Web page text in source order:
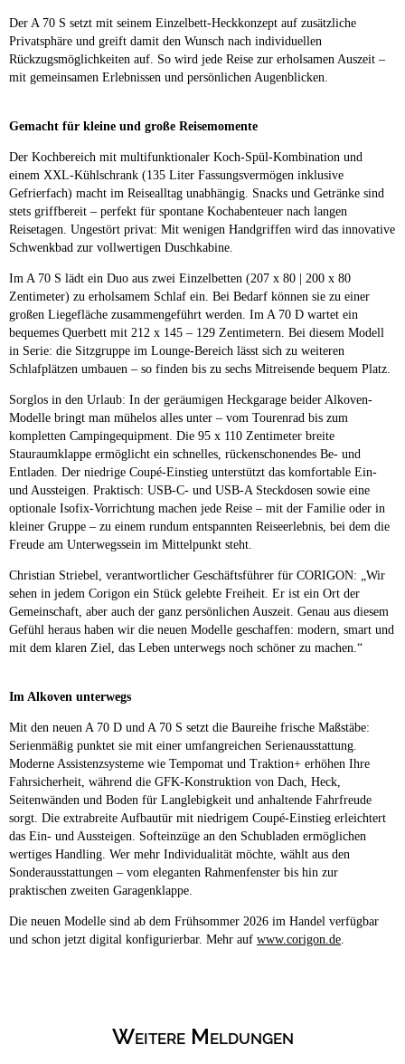
Der A 70 S setzt mit seinem Einzelbett-Heckkonzept auf zusätzliche
Privatsphäre und greift damit den Wunsch nach individuellen
Rückzugsmöglichkeiten auf. So wird jede Reise zur erholsamen Auszeit –
mit gemeinsamen Erlebnissen und persönlichen Augenblicken.
Gemacht für kleine und große Reisemomente
Der Kochbereich mit multifunktionaler Koch-Spül-Kombination und
einem XXL-Kühlschrank (135 Liter Fassungsvermögen inklusive
Gefrierfach) macht im Reisealltag unabhängig. Snacks und Getränke sind
stets griffbereit – perfekt für spontane Kochabenteuer nach langen
Reisetagen. Ungestört privat: Mit wenigen Handgriffen wird das innovative
Schwenkbad zur vollwertigen Duschkabine.
Im A 70 S lädt ein Duo aus zwei Einzelbetten (207 x 80 | 200 x 80
Zentimeter) zu erholsamem Schlaf ein. Bei Bedarf können sie zu einer
großen Liegefläche zusammengeführt werden. Im A 70 D wartet ein
bequemes Querbett mit 212 x 145 – 129 Zentimetern. Bei diesem Modell
in Serie: die Sitzgruppe im Lounge-Bereich lässt sich zu weiteren
Schlafplätzen umbauen – so finden bis zu sechs Mitreisende bequem Platz.
Sorglos in den Urlaub: In der geräumigen Heckgarage beider Alkoven-
Modelle bringt man mühelos alles unter – vom Tourenrad bis zum
kompletten Campingequipment. Die 95 x 110 Zentimeter breite
Stauraumklappe ermöglicht ein schnelles, rückenschonendes Be- und
Entladen. Der niedrige Coupé-Einstieg unterstützt das komfortable Ein-
und Aussteigen. Praktisch: USB-C- und USB-A Steckdosen sowie eine
optionale Isofix-Vorrichtung machen jede Reise – mit der Familie oder in
kleiner Gruppe – zu einem rundum entspannten Reiseerlebnis, bei dem die
Freude am Unterwegssein im Mittelpunkt steht.
Christian Striebel, verantwortlicher Geschäftsführer für CORIGON: „Wir
sehen in jedem Corigon ein Stück gelebte Freiheit. Er ist ein Ort der
Gemeinschaft, aber auch der ganz persönlichen Auszeit. Genau aus diesem
Gefühl heraus haben wir die neuen Modelle geschaffen: modern, smart und
mit dem klaren Ziel, das Leben unterwegs noch schöner zu machen.“
Im Alkoven unterwegs
Mit den neuen A 70 D und A 70 S setzt die Baureihe frische Maßstäbe:
Serienmäßig punktet sie mit einer umfangreichen Serienausstattung.
Moderne Assistenzsysteme wie Tempomat und Traktion+ erhöhen Ihre
Fahrsicherheit, während die GFK-Konstruktion von Dach, Heck,
Seitenwänden und Boden für Langlebigkeit und anhaltende Fahrfreude
sorgt. Die extrabreite Aufbautür mit niedrigem Coupé-Einstieg erleichtert
das Ein- und Aussteigen. Softeinzüge an den Schubladen ermöglichen
wertiges Handling. Wer mehr Individualität möchte, wählt aus den
Sonderausstattungen – vom eleganten Rahmenfenster bis hin zur
praktischen zweiten Garagenklappe.
Die neuen Modelle sind ab dem Frühsommer 2026 im Handel verfügbar
und schon jetzt digital konfigurierbar. Mehr auf www.corigon.de
Weitere Meldungen